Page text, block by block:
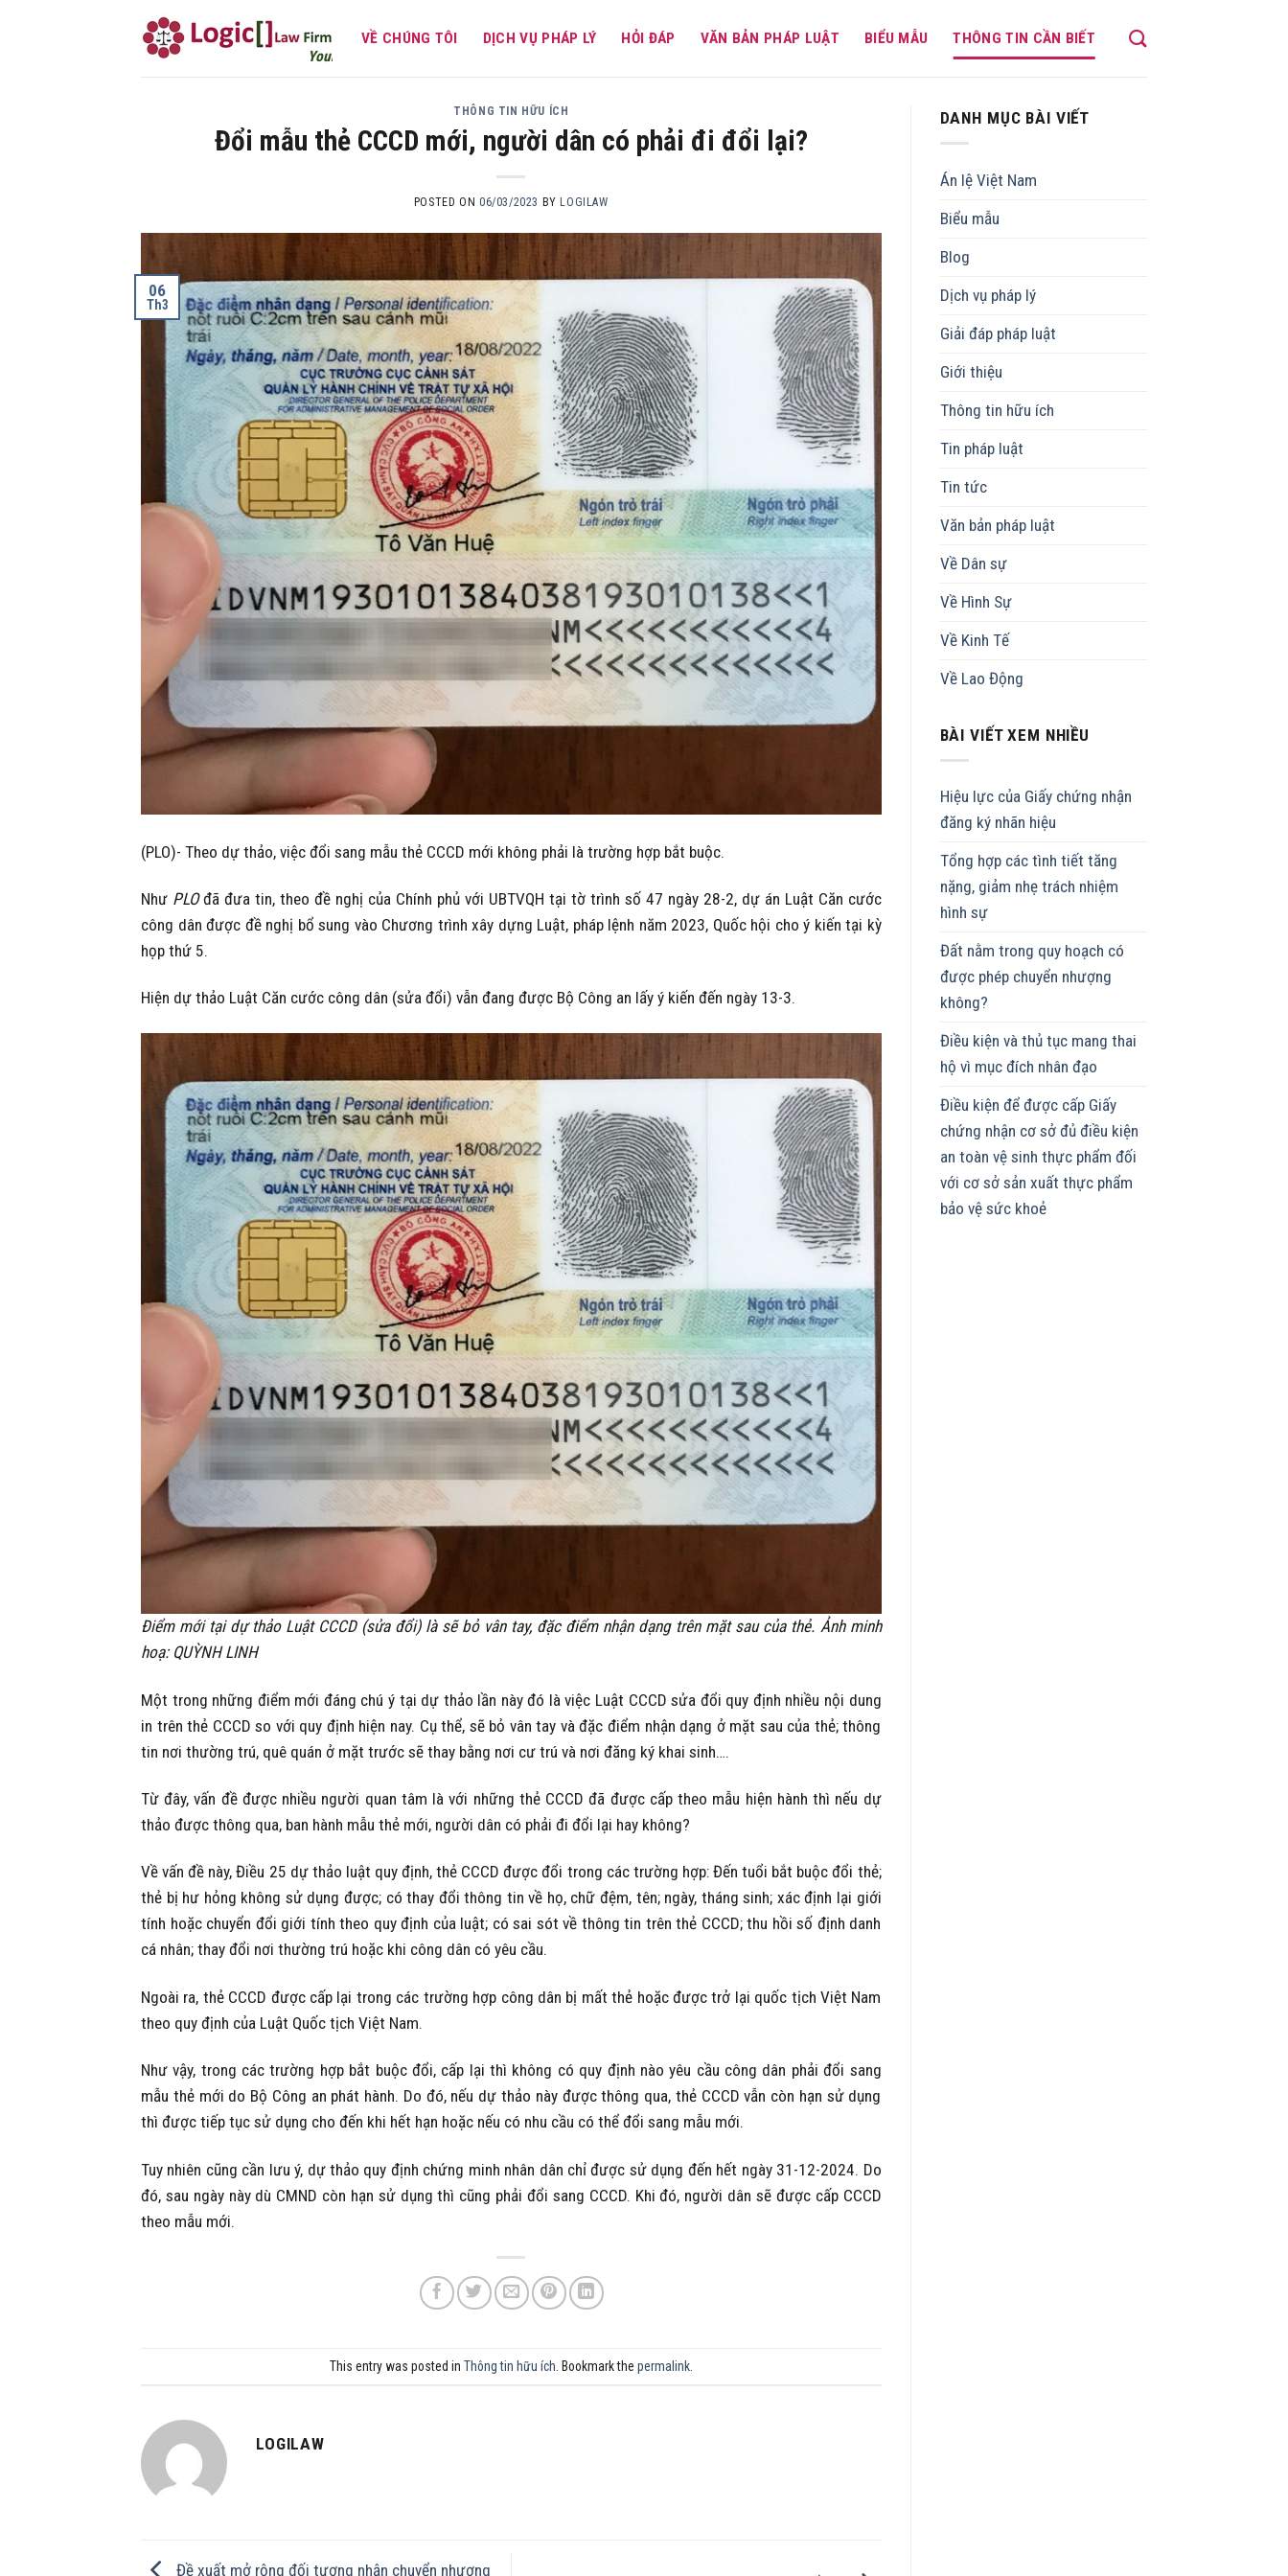
Your own attorney
VỀ CHÚNG TÔI DỊCH VỤ PHÁP LÝ HỎI ĐÁP VĂN BẢN PHÁP LUẬT BIỂU MẪU THÔNG TIN CẦN BIẾT
THÔNG TIN HỮU ÍCH
Đổi mẫu thẻ CCCD mới, người dân có phải đi đổi lại?
POSTED ON 06/03/2023 BY LOGILAW
06
Th3
(PLO)- Theo dự thảo, việc đổi sang mẫu thẻ CCCD mới không phải là trường hợp bắt buộc.
Như PLOđã đưa tin, theo đề nghị của Chính phủ với UBTVQH tại tờ trình số 47 ngày 28-2, dự án Luật Căn cước
công dân được đề nghị bổ sung vào Chương trình xây dựng Luật, pháp lệnh năm 2023, Quốc hội cho ý kiến tại kỳ
họp thứ 5.
Hiện dự thảo Luật Căn cước công dân (sửa đổi) vẫn đang được Bộ Công an lấy ý kiến đến ngày 13-3.
Điểm mới tại dự thảo Luật CCCD (sửa đổi) là sẽ bỏ vân tay, đặc điểm nhận dạng trên mặt sau của thẻ. Ảnh minh
hoạ: QUỲNH LINH
Một trong những điểm mới đáng chú ý tại dự thảo lần này đó là việc Luật CCCD sửa đổi quy định nhiều nội dung
in trên thẻ CCCD so với quy định hiện nay. Cụ thể, sẽ bỏ vân tay và đặc điểm nhận dạng ở mặt sau của thẻ; thông
tin nơi thường trú, quê quán ở mặt trước sẽ thay bằng nơi cư trú và nơi đăng ký khai sinh….
Từ đây, vấn đề được nhiều người quan tâm là với những thẻ CCCD đã được cấp theo mẫu hiện hành thì nếu dự
thảo được thông qua, ban hành mẫu thẻ mới, người dân có phải đi đổi lại hay không?
Về vấn đề này, Điều 25 dự thảo luật quy định, thẻ CCCD được đổi trong các trường hợp: Đến tuổi bắt buộc đổi thẻ;
thẻ bị hư hỏng không sử dụng được; có thay đổi thông tin về họ, chữ đệm, tên; ngày, tháng sinh; xác định lại giới
tính hoặc chuyển đổi giới tính theo quy định của luật; có sai sót về thông tin trên thẻ CCCD; thu hồi số định danh
cá nhân; thay đổi nơi thường trú hoặc khi công dân có yêu cầu.
Ngoài ra, thẻ CCCD được cấp lại trong các trường hợp công dân bị mất thẻ hoặc được trở lại quốc tịch Việt Nam
theo quy định của Luật Quốc tịch Việt Nam.
Như vậy, trong các trường hợp bắt buộc đổi, cấp lại thì không có quy định nào yêu cầu công dân phải đổi sang
mẫu thẻ mới do Bộ Công an phát hành. Do đó, nếu dự thảo này được thông qua, thẻ CCCD vẫn còn hạn sử dụng
thì được tiếp tục sử dụng cho đến khi hết hạn hoặc nếu có nhu cầu có thể đổi sang mẫu mới.
Tuy nhiên cũng cần lưu ý, dự thảo quy định chứng minh nhân dân chỉ được sử dụng đến hết ngày 31-12-2024. Do
đó, sau ngày này dù CMND còn hạn sử dụng thì cũng phải đổi sang CCCD. Khi đó, người dân sẽ được cấp CCCD
theo mẫu mới.
This entry was posted in Thông tin hữu ích . Bookmark the permalink.
LOGILAW
Đề xuất mở rộng đối tượng nhận chuyển nhượng
DANH MỤC BÀI VIẾT
Án lệ Việt Nam
Biểu mẫu
Blog
Dịch vụ pháp lý
Giải đáp pháp luật
Giới thiệu
Thông tin hữu ích
Tin pháp luật
Tin tức
Văn bản pháp luật
Về Dân sự
Về Hình Sự
Về Kinh Tế
Về Lao Động
BÀI VIẾT XEM NHIỀU
Hiệu lực của Giấy chứng nhận
đăng ký nhãn hiệu
Tổng hợp các tình tiết tăng
nặng, giảm nhẹ trách nhiệm
hình sự
Đất nằm trong quy hoạch có
được phép chuyển nhượng
không?
Điều kiện và thủ tục mang thai
hộ vì mục đích nhân đạo
Điều kiện để được cấp Giấy
chứng nhận cơ sở đủ điều kiện
an toàn vệ sinh thực phẩm đối
với cơ sở sản xuất thực phẩm
bảo vệ sức khoẻ